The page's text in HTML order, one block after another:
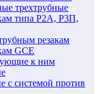
трехтрубные
типа Р2А, Р3П,
резакам
GCE
к ним
с системой против